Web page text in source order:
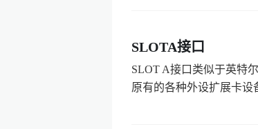
SLOTA接口
SLOT A接口类似于英特
原有的各种外设扩展卡设